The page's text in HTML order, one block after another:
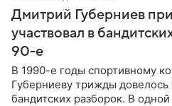
Дмитрий Губерниев
участвовал в
90-е
В 1990-е годы спортивному
Губерниеву трижды довелось
бандитских разборок. В